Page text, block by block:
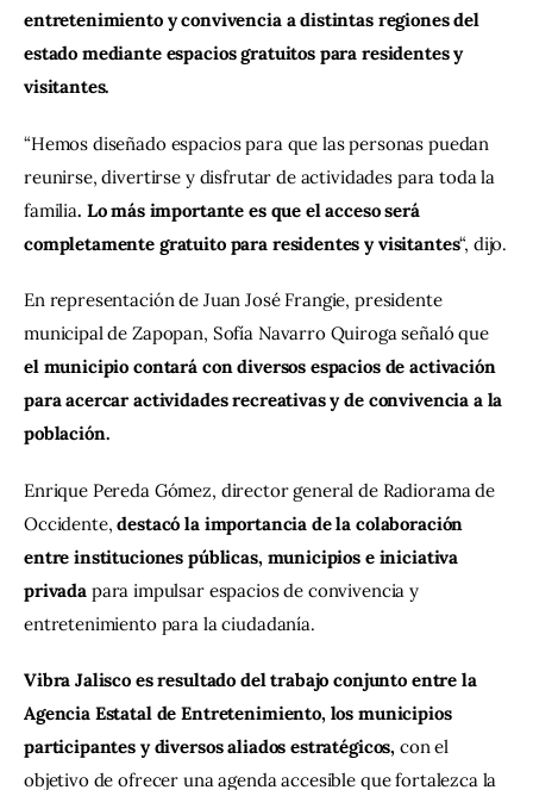
entretenimiento y convivencia a distintas regiones del
estado mediante espacios gratuitos para residentes y
visitantes.
“Hemos diseñado espacios para que las personas puedan
reunirse, divertirse y disfrutar de actividades para toda la
familia. Lo más importante es que el acceso será
completamente gratuito para residentes y visitantes“, dijo.
En representación de Juan José Frangie, presidente
municipal de Zapopan, Sofía Navarro Quiroga señaló que
el municipio contará con diversos espacios de activación
para acercar actividades recreativas y de convivencia a la
población.
Enrique Pereda Gómez, director general de Radiorama de
Occidente, destacó la importancia de la colaboración
entre instituciones públicas, municipios e iniciativa
privada para impulsar espacios de convivencia y
entretenimiento para la ciudadanía.
Vibra Jalisco es resultado del trabajo conjunto entre la
Agencia Estatal de Entretenimiento, los municipios
participantes y diversos aliados estratégicos, con el
objetivo de ofrecer una agenda accesible que fortalezca la